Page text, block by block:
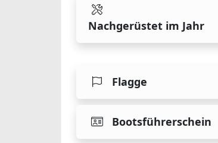
Nachgerüstet im Jahr
Flagge
Bootsführerschein